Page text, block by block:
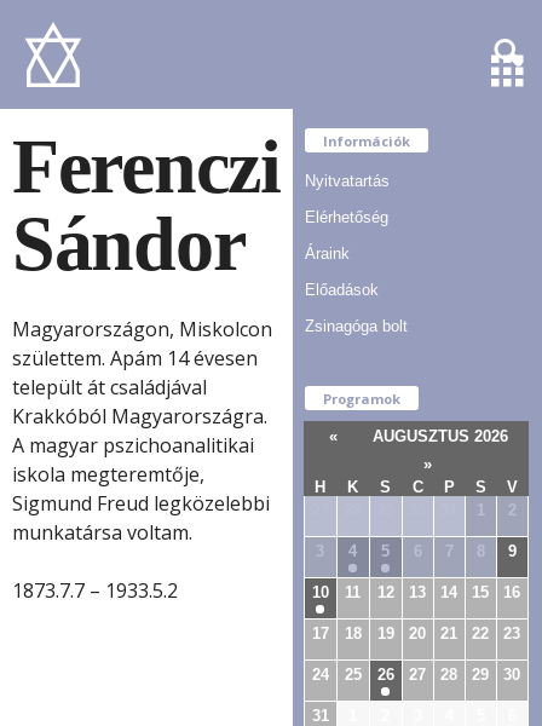
Ferenczi
Sándor
Magyarországon, Miskolcon
születtem. Apám 14 évesen
települt át családjával
Krakkóból Magyarországra.
A magyar pszichoanalitikai
iskola megteremtője,
Sigmund Freud legközelebbi
munkatársa voltam.
1873.7.7 – 1933.5.2
Információk
Nyitvatartás
Elérhetőség
Áraink
Előadások
Zsinagóga bolt
Programok
«
AUGUSZTUS 2026
»
H
K S C P S
V
2
3 4 5 6 7 8 9
10 11 12 13 14 15 16
17 18 19 20 21 22 23
24 25 26 27 28 29 30
31